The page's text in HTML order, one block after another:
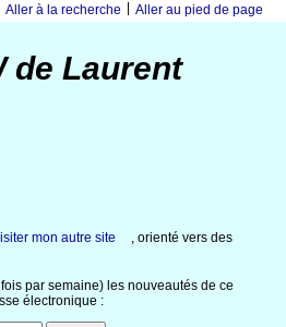
Aller à la recherche Aller au pied de page
de Laurent
mon autre site
, orienté vers des
par semaine) les nouveautés de ce
électronique :